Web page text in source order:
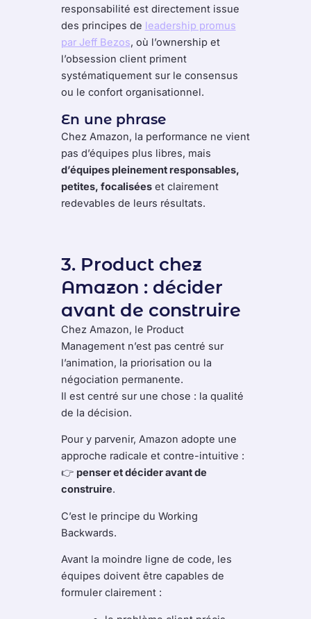
responsabilité est directement issue
des principes de leadership promus
par Jeff Bezos, où l’ownership et
l’obsession client priment
systématiquement sur le consensus
ou le confort organisationnel.
En une phrase
Chez Amazon, la performance ne vient
pas d’équipes plus libres, mais
d’équipes pleinement responsables,
petites, focaliséeset clairement
redevables de leurs résultats.
3. Product chez
Amazon : décider
avant de construire
Chez Amazon, le Product
Management n’est pas centré sur
l’animation, la priorisation ou la
négociation permanente.
Il est centré sur une chose : la qualité
de la décision.
Pour y parvenir, Amazon adopte une
approche radicale et contre-intuitive :
👉 penser et décider avant de
construire.
C’est le principe du Working
Backwards.
Avant la moindre ligne de code, les
équipes doivent être capables de
formuler clairement :